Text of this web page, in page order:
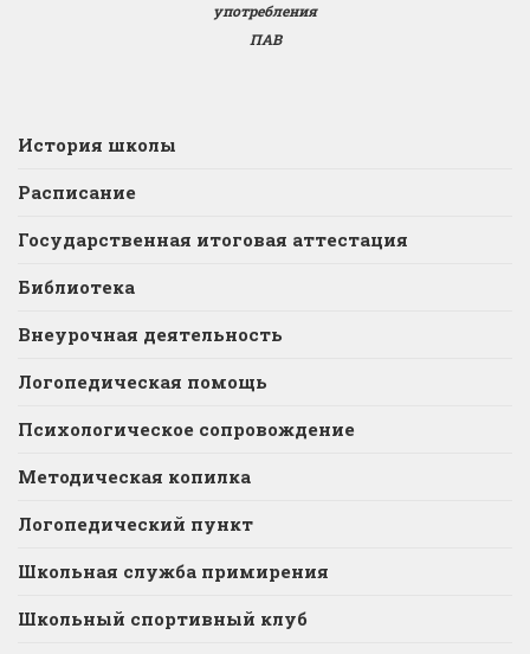
употребления
ПАВ
История школы
Расписание
Государственная итоговая аттестация
Библиотека
Внеурочная деятельность
Логопедическая помощь
Психологическое сопровождение
Методическая копилка
Логопедический пункт
Школьная служба примирения
Школьный спортивный клуб